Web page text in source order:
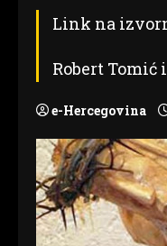
Link na
Robert Tomić
e-Hercegovina